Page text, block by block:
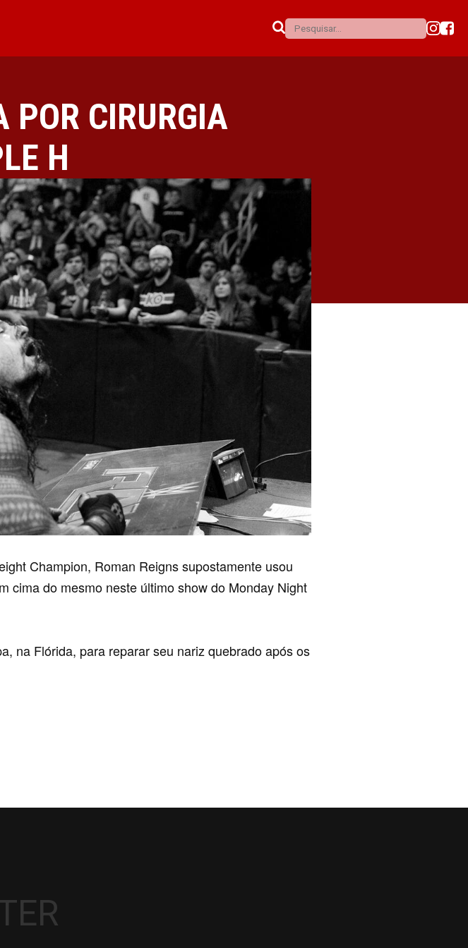
POR CIRURGIA
H
Champion, Roman Reigns supostamente usou
cima do mesmo neste último show do Monday Night
na Flórida, para reparar seu nariz quebrado após os